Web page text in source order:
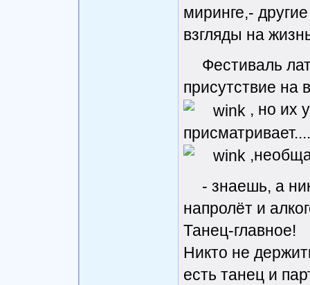
миринге,-
взгляды на
Фестиваль
присутствие на
, но их
- знаешь, а
напролёт и
Танец-главное!
Никто не
есть танец и